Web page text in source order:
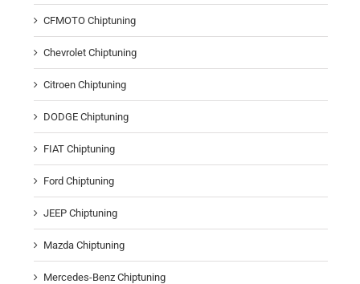
CFMOTO Chiptuning
Chevrolet Chiptuning
Citroen Chiptuning
DODGE Chiptuning
FIAT Chiptuning
Ford Chiptuning
JEEP Chiptuning
Mazda Chiptuning
Mercedes-Benz Chiptuning